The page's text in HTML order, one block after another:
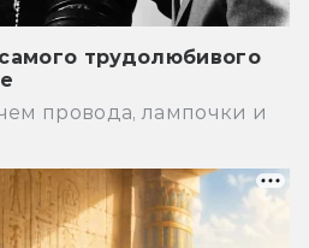
трудолюбивого
провода, лампочки и